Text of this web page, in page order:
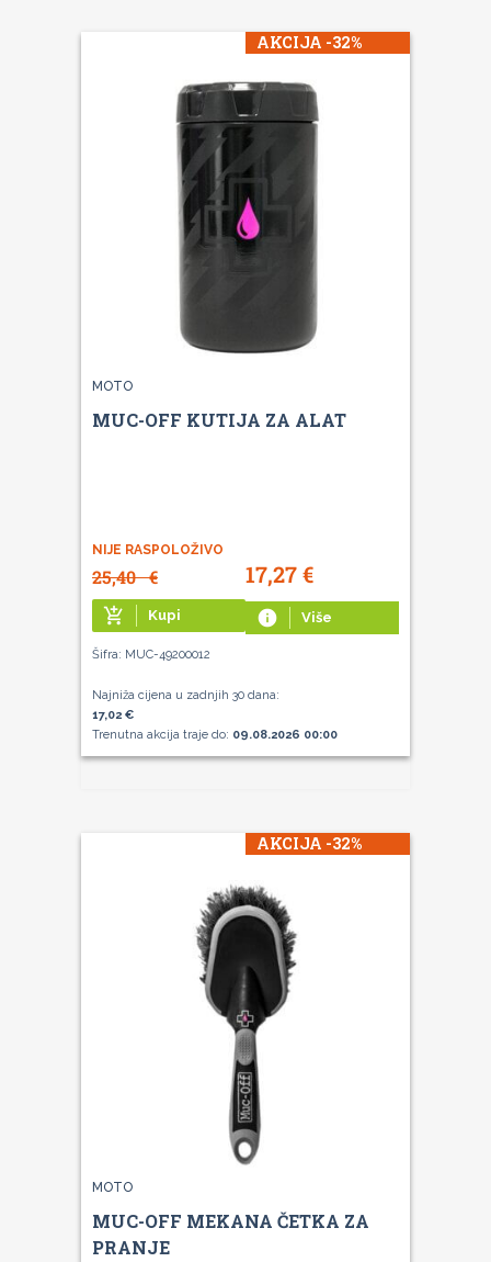
AKCIJA -32%
MOTO
MUC-OFF KUTIJA ZA ALAT
NIJE RASPOLOŽIVO
25,40€ 17,27€
add_shopping_cart Kupi info Više
Šifra: MUC-49200012
Najniža cijena u zadnjih 30 dana:
17,02 €
Trenutna akcija traje do: 09.08.2026 00:00
AKCIJA -32%
MOTO
MUC-OFF MEKANA ČETKA ZA
PRANJE